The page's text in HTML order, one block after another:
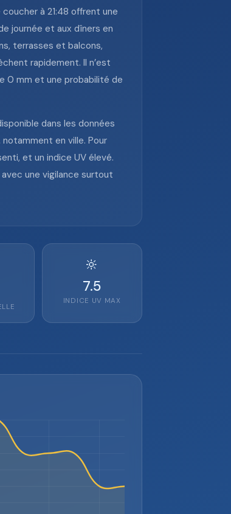
à 21:48 offrent une
journée et aux dîners en
terrasses et balcons,
rapidement. Il n’est
0 mm et une probabilité de
dans les données
en ville. Pour
et un indice UV élevé.
une vigilance surtout
🔆
7.5
INDICE UV MAX